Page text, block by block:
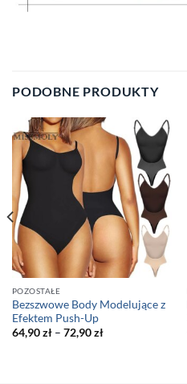
PODOBNE PRODUKTY
POZOSTAŁE
Bezszwowe Body Modelujące z
Efektem Push-Up
64,90zł– 72,90zł